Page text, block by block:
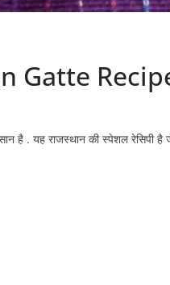
Gatte
है . यह राजस्थान की स्पेशल रेसिपी